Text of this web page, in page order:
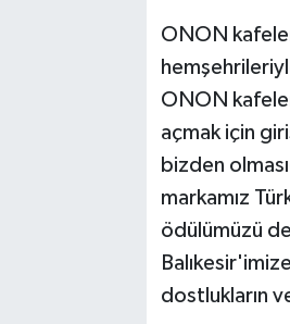
ONON
ONON
açmak için
bizden
markamız
ödülümüzü
dostlukların